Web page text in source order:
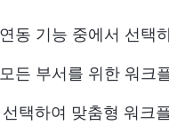
동 기능 중에서 선택
든 부서를 위한 워크
택하여 맞춤형 워크